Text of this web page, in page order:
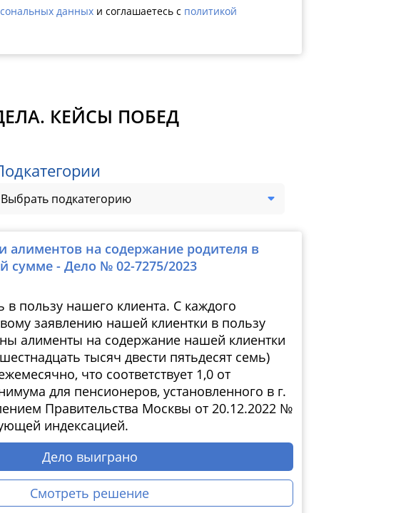
данных и соглашаетесь c политикой
КЕЙСЫ ПОБЕД
Выбрать подкатегорию
алиментов на содержание родителя в
сумме - Дело № 02-7275/2023
пользу нашего клиента. С каждого
заявлению нашей клиентки в пользу
алименты на содержание нашей клиентки
тысяч двести пятьдесят семь)
что соответствует 1,0 от
для пенсионеров, установленного в г.
Правительства Москвы от 20.12.2022 №
индексацией.
Дело выиграно
Смотреть решение